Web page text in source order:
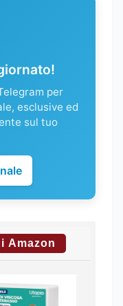
per
esclusive ed
sul tuo